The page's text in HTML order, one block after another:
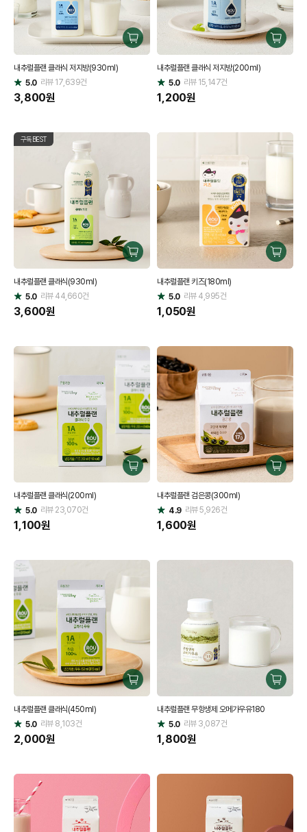
구
매
내추럴플랜 클래식 저지방(930ml)
별
점
5.0 리뷰17,639건
3,800원
구
매
내추럴플랜 클래식 저지방(200ml)
별
점
5.0 리뷰15,147건
1,200원
구독BEST
구
매
내추럴플랜 클래식(930ml)
별
점
5.0 리뷰44,660건
3,600원
구
매
내추럴플랜 키즈(180ml)
별
점
5.0 리뷰4,995건
1,050원
구
매
내추럴플랜 클래식(200ml)
별
점
5.0 리뷰23,070건
1,100원
구
매
내추럴플랜 검은콩(300ml)
별
점
4.9 리뷰5,926건
1,600원
구
매
내추럴플랜 클래식(450ml)
별
점
5.0 리뷰8,103건
2,000원
구
매
내추럴플랜 무항생제 오메가우유180
별
점
5.0 리뷰3,087건
1,800원